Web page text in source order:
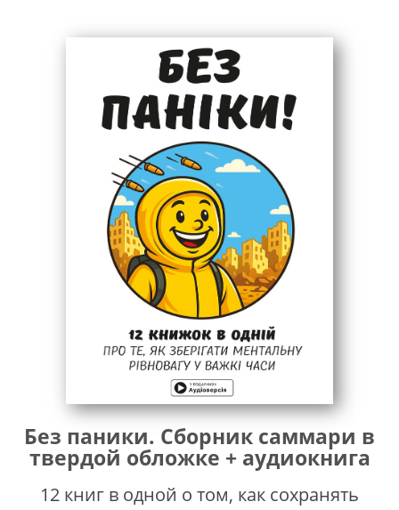
Без паники. Сборник саммари в
твердой обложке + аудиокнига
12 книг в одной о том, как сохранять